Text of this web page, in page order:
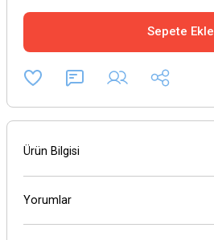
Sepete Ekle
Ürün Bilgisi
Yorumlar